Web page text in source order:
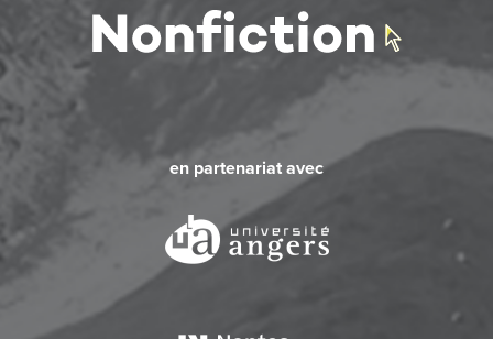
en partenariat avec